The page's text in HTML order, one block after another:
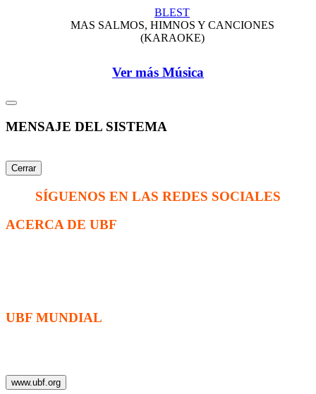
BLEST
MAS SALMOS, HIMNOS Y CANCIONES
(KARAOKE)
Ver más Música
MENSAJE DEL SISTEMA
Cerrar
SÍGUENOS EN LAS REDES SOCIALES
ACERCA DE UBF
UBF MUNDIAL
www.ubf.org